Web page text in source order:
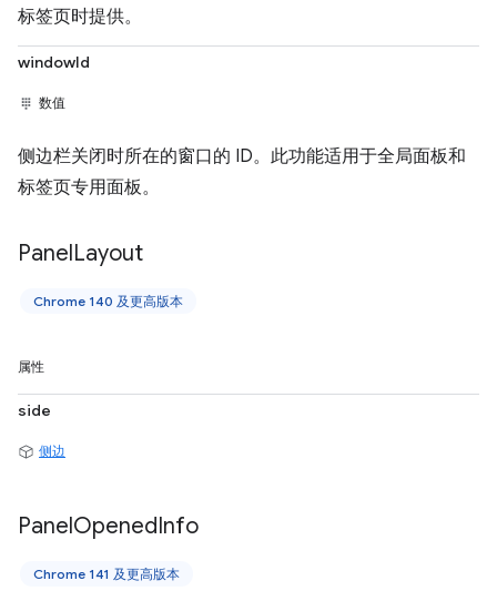
标签页时提供。
windowId
数值
侧边栏关闭时所在的窗口的 ID。此功能适用于全局面板和
标签页专用面板。
PanelLayout
Chrome 140 及更高版本
属性
side
侧边
PanelOpenedInfo
Chrome 141 及更高版本